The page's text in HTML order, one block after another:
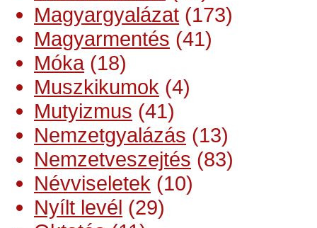
Magyargyalázat (173)
Magyarmentés (41)
Móka (18)
Muszkikumok (4)
Mutyizmus (41)
Nemzetgyalázás (13)
Nemzetveszejtés (83)
Névviseletek (10)
Nyílt levél (29)